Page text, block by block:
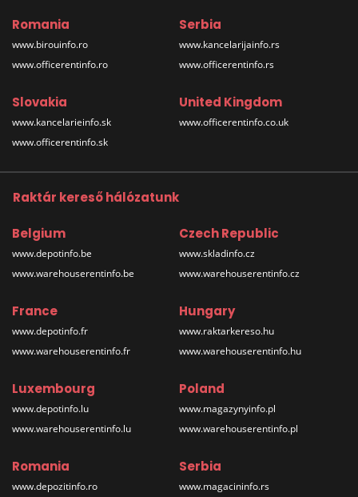
Romania
www.birouinfo.ro
www.officerentinfo.ro
Serbia
www.kancelarijainfo.rs
www.officerentinfo.rs
Slovakia
www.kancelarieinfo.sk
www.officerentinfo.sk
United Kingdom
www.officerentinfo.co.uk
Raktár kereső hálózatunk
Belgium
www.depotinfo.be
www.warehouserentinfo.be
Czech Republic
www.skladinfo.cz
www.warehouserentinfo.cz
France
www.depotinfo.fr
www.warehouserentinfo.fr
Hungary
www.raktarkereso.hu
www.warehouserentinfo.hu
Luxembourg
www.depotinfo.lu
www.warehouserentinfo.lu
Poland
www.magazynyinfo.pl
www.warehouserentinfo.pl
Romania
www.depozitinfo.ro
Serbia
www.magacininfo.rs